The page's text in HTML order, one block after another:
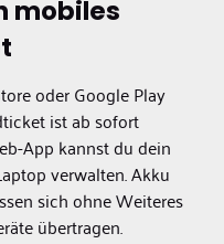
mobiles
oder Google Play
ist ab sofort
App kannst du dein
verwalten. Akku
sich ohne Weiteres
übertragen.